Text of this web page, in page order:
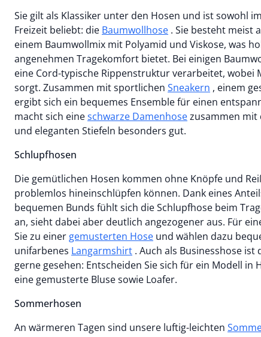
Sie gilt als Klassiker unter den Hosen und ist sowohl
Freizeit beliebt: die Baumwollhose . Sie besteht meist
einem Baumwollmix mit Polyamid und Viskose, was
angenehmen Tragekomfort bietet. Bei einigen
eine Cord-typische Rippenstruktur verarbeitet, wobei
sorgt. Zusammen mit sportlichen Sneakern , einem
ergibt sich ein bequemes Ensemble für einen
macht sich eineschwarze Damenhose
und eleganten Stiefeln besonders gut.
Schlupfhosen
Die gemütlichen Hosen kommen ohne Knöpfe und
problemlos hineinschlüpfen können. Dank eines
bequemen Bunds fühlt sich die Schlupfhose beim
an, sieht dabei aber deutlich angezogener aus. Für
Sie zu einer gemusterten Hose und wählen dazu
unifarbenes Langarmshirt . Auch als Businesshose
gerne gesehen: Entscheiden Sie sich für ein Modell
eine gemusterte Bluse sowie Loafer.
Sommerhosen
An wärmeren Tagen sind unsere luftig-leichten